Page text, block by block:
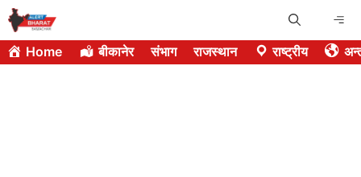
Skip
to
content
Home बीकानेर संभाग राजस्थान राष्ट्रीय